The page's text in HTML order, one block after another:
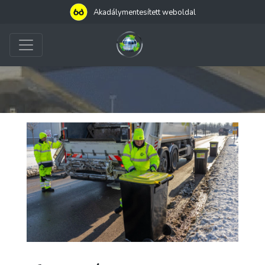
Akadálymentesített weboldal